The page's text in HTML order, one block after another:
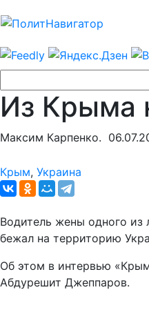
Из Крыма
Максим Карпенко.
Крым, Украина
Водитель жены одного
бежал на территорию
Об этом в интервью
Абдурешит Джеппаров.